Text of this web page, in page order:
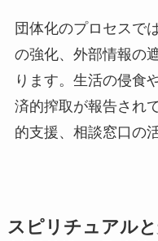
団体化のプロセスで
の強化、外部情報の
ります。生活の侵食
済的搾取が報告され
的支援、相談窓口の
スピリチュアル